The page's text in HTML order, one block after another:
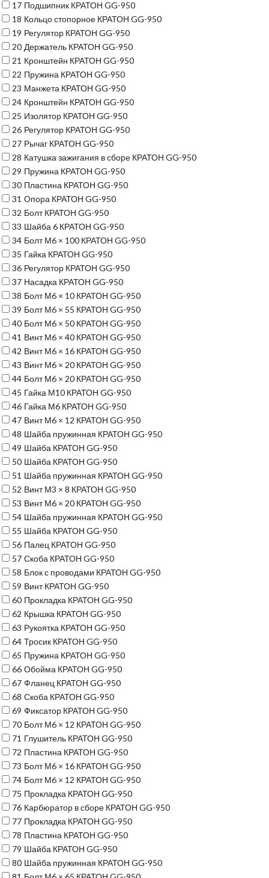
17 Подшипник КРАТОН GG-950
18 Кольцо стопорное КРАТОН GG-950
19 Регулятор КРАТОН GG-950
20 Держатель КРАТОН GG-950
21 Кронштейн КРАТОН GG-950
22 Пружина КРАТОН GG-950
23 Манжета КРАТОН GG-950
24 Кронштейн КРАТОН GG-950
25 Изолятор КРАТОН GG-950
26 Регулятор КРАТОН GG-950
27 Рычаг КРАТОН GG-950
28 Катушка зажигания в сборе КРАТОН GG-950
29 Пружина КРАТОН GG-950
30 Пластина КРАТОН GG-950
31 Опора КРАТОН GG-950
32 Болт КРАТОН GG-950
33 Шайба 6 КРАТОН GG-950
34 Болт М6 × 100 КРАТОН GG-950
35 Гайка КРАТОН GG-950
36 Регулятор КРАТОН GG-950
37 Насадка КРАТОН GG-950
38 Болт М6 × 10 КРАТОН GG-950
39 Болт М6 × 55 КРАТОН GG-950
40 Болт М6 × 50 КРАТОН GG-950
41 Винт М6 × 40 КРАТОН GG-950
42 Винт М6 × 16 КРАТОН GG-950
43 Винт М6 × 20 КРАТОН GG-950
44 Болт М6 × 20 КРАТОН GG-950
45 Гайка М10 КРАТОН GG-950
46 Гайка М6 КРАТОН GG-950
47 Винт М6 × 12 КРАТОН GG-950
48 Шайба пружинная КРАТОН GG-950
49 Шайба КРАТОН GG-950
50 Шайба КРАТОН GG-950
51 Шайба пружинная КРАТОН GG-950
52 Винт М3 × 8 КРАТОН GG-950
53 Винт М6 × 20 КРАТОН GG-950
54 Шайба пружинная КРАТОН GG-950
55 Шайба КРАТОН GG-950
56 Палец КРАТОН GG-950
57 Скоба КРАТОН GG-950
58 Блок с проводами КРАТОН GG-950
59 Винт КРАТОН GG-950
60 Прокладка КРАТОН GG-950
62 Крышка КРАТОН GG-950
63 Рукоятка КРАТОН GG-950
64 Тросик КРАТОН GG-950
65 Пружина КРАТОН GG-950
66 Обойма КРАТОН GG-950
67 Фланец КРАТОН GG-950
68 Скоба КРАТОН GG-950
69 Фиксатор КРАТОН GG-950
70 Болт М6 × 12 КРАТОН GG-950
71 Глушитель КРАТОН GG-950
72 Пластина КРАТОН GG-950
73 Болт М6 × 16 КРАТОН GG-950
74 Болт М6 × 12 КРАТОН GG-950
75 Прокладка КРАТОН GG-950
76 Карбюратор в сборе КРАТОН GG-950
77 Прокладка КРАТОН GG-950
78 Пластина КРАТОН GG-950
79 Шайба КРАТОН GG-950
80 Шайба пружинная КРАТОН GG-950